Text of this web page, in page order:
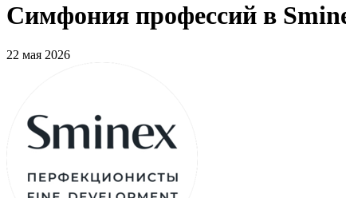
Симфония профессий в
22 мая 2026